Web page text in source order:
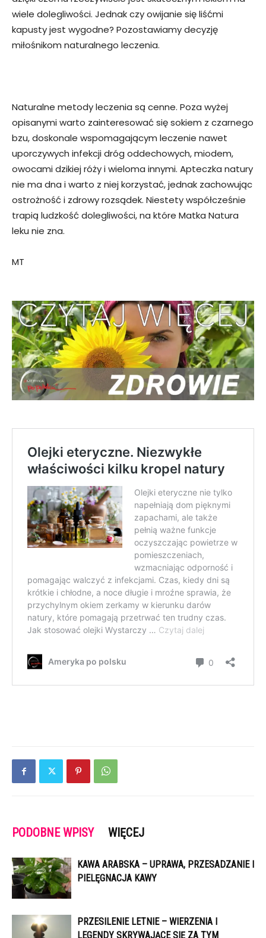
wiele dolegliwości. Jednak czy owijanie się liśćmi
kapusty jest wygodne? Pozostawiamy decyzję
miłośnikom naturalnego leczenia.
Naturalne metody leczenia są cenne. Poza wyżej
opisanymi warto zainteresować się sokiem z czarnego
bzu, doskonale wspomagającym leczenie nawet
uporczywych infekcji dróg oddechowych, miodem,
owocami dzikiej róży i wieloma innymi. Apteczka natury
nie ma dna i warto z niej korzystać, jednak zachowując
ostrożność i zdrowy rozsądek. Niestety współcześnie
trapią ludzkość dolegliwości, na które Matka Natura
leku nie zna.
MT
PODOBNE WPISY WIĘCEJ
KAWA ARABSKA – UPRAWA, PRZESADZANIE I
PIELĘGNACJA KAWY
PRZESILENIE LETNIE – WIERZENIA I
LEGENDY SKRYWAJĄCE SIĘ ZA TYM